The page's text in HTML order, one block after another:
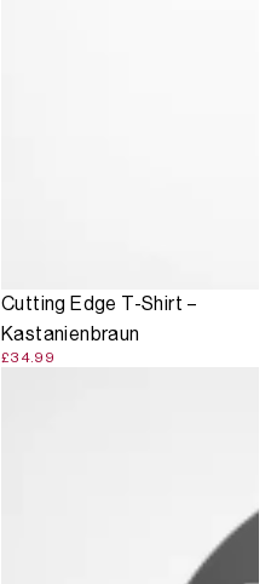
Cutting Edge T-Shirt –
Kastanienbraun
£34.99